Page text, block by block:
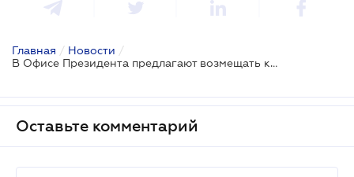
Главная / Новости /
В Офисе Президента предлагают возмещать комиссию за платежные услуги для малого бизнеса
Оставьте комментарий